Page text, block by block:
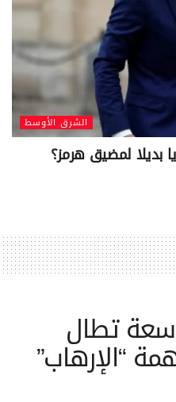
الشرق الأوسط
بديلا لمضيق هرمز؟
تطال
“الإرهاب”